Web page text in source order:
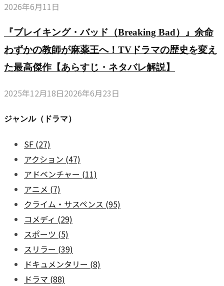
2026年6月11日
『ブレイキング・バッド（Breaking Bad）』余命
わずかの教師が麻薬王へ！TVドラマの歴史を変え
た最高傑作【あらすじ・ネタバレ解説】
2025年12月18日2026年6月23日
ジャンル（ドラマ）
SF (27)
アクション (47)
アドベンチャー (11)
アニメ (7)
クライム・サスペンス (95)
コメディ (29)
スポーツ (5)
スリラー (39)
ドキュメンタリー (8)
ドラマ (88)